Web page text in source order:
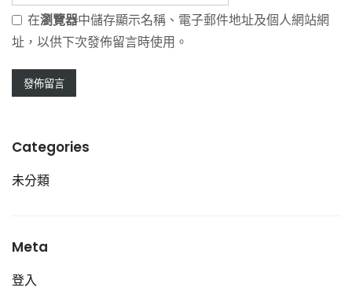
在瀏覽器中儲存顯示名稱、電子郵件地址及個人網站網
址，以供下次發佈留言時使用。
Categories
未分類
Meta
登入